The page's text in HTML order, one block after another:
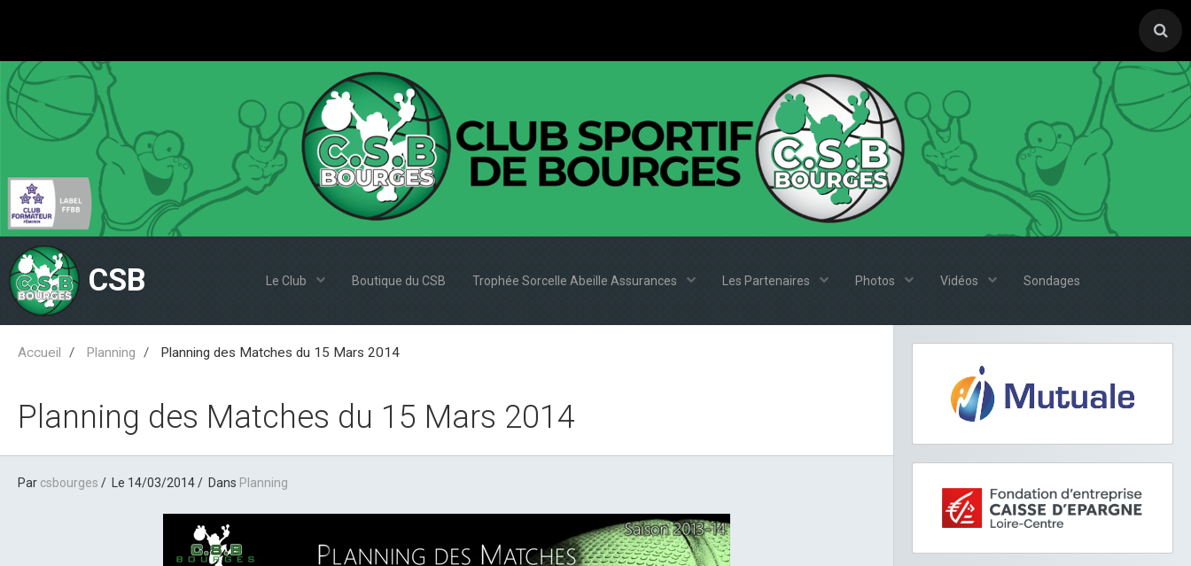
CSB Le Club Boutique du CSB Trophée Sorcelle Abeille Assurances Les Partenaires Photos Vidéos Sondages
Accueil Planning Planning des Matches du 15 Mars 2014
Planning des Matches du 15 Mars 2014
Par csbourges Le 14/03/2014 Dans Planning